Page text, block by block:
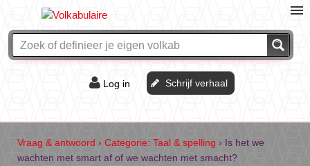
Log in Schrijf verhaal
Vraag & antwoord
Vraag & antwoord › Categorie: Taal & spelling › Is het we
wachten met smart af of we wachten met smacht?